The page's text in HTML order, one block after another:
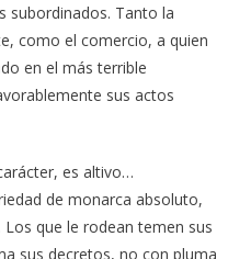
subordinados. Tanto la
como el comercio, a quien
en el más terrible
sus actos
es altivo…
de monarca absoluto,
que le rodean temen sus
sus decretos, no con pluma